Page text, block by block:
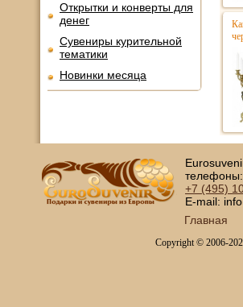
Открытки и конверты для
денег
Сувениры курительной
тематики
Новинки месяца
телефоны:
+7 (495)
E-mail:
Главная
Copyright © 2006-